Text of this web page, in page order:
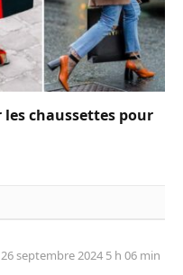
chaussettes pour
26 septembre 2024 5 h 06 min